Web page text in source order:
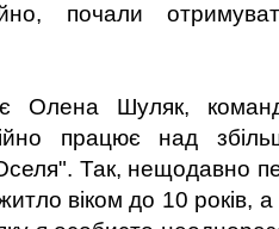
почали
Олена Шуляк,
працює над
Так, нещодавно
віком до 10 років,